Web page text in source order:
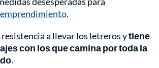
emprendimiento.
a llevar los letreros ytiene
con los que camina por toda la
.